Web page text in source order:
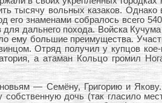
тысячу вольных казаков. Однако
его знаменами собралось всего
дальнего похода. Войска
ему большие преимущества.
Отряд получил у купцов
а атаман Кольцо громил
— Семёну, Григорию и
дочь (так гласило